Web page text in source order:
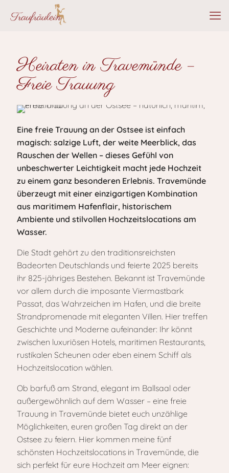
Heiraten in Travemünde –
Freie Trauung
Eine freie Trauung an der Ostsee ist einfach
magisch: salzige Luft, der weite Meerblick, das
Rauschen der Wellen – dieses Gefühl von
unbeschwerter Leichtigkeit macht jede Hochzeit
zu einem ganz besonderen Erlebnis. Travemünde
überzeugt mit einer einzigartigen Kombination
aus maritimem Hafenflair, historischem
Ambiente und stilvollen Hochzeitslocations am
Wasser.
Die Stadt gehört zu den traditionsreichsten
Badeorten Deutschlands und feierte 2025 bereits
ihr 825-jähriges Bestehen. Bekannt ist Travemünde
vor allem durch die imposante Viermastbark
Passat, das Wahrzeichen im Hafen, und die breite
Strandpromenade mit eleganten Villen. Hier treffen
Geschichte und Moderne aufeinander: Ihr könnt
zwischen luxuriösen Hotels, maritimen Restaurants,
rustikalen Scheunen oder eben einem Schiff als
Hochzeitslocation wählen.
Ob barfuß am Strand, elegant im Ballsaal oder
außergewöhnlich auf dem Wasser – eine freie
Trauung in Travemünde bietet euch unzählige
Möglichkeiten, euren großen Tag direkt an der
Ostsee zu feiern. Hier kommen meine fünf
schönsten Hochzeitslocations in Travemünde, die
sich perfekt für eure Hochzeit am Meer eignen: